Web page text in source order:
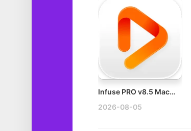
Infuse PRO v8.5 Mac视频播放器破解版
2026-08-05